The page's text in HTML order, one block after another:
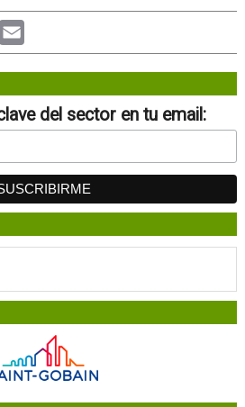
Email
del sector en tu email: